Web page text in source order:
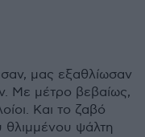
μας εξαθλίωσαν
Με μέτρο βεβαίως,
Και το ζαβό
θλιμμένου ψάλτη